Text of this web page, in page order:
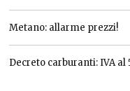
Metano: allarme prezzi!
Decreto carburanti: IVA